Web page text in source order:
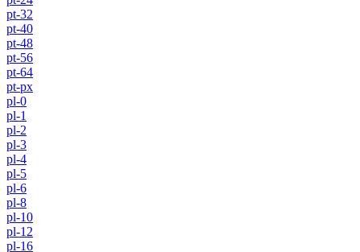
pt-32
pt-40
pt-48
pt-56
pt-64
pt-px
pl-0
pl-1
pl-2
pl-3
pl-4
pl-5
pl-6
pl-8
pl-10
pl-12
pl-16